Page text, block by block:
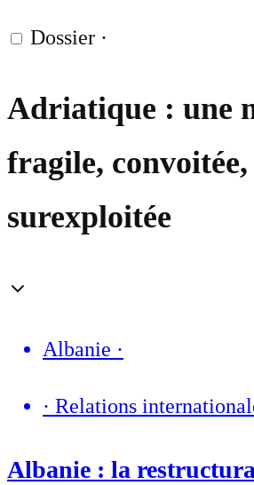
Dossier ·
Adriatique : une
fragile, convoitée,
surexploitée
Albanie ·
· Relations
Albanie : la